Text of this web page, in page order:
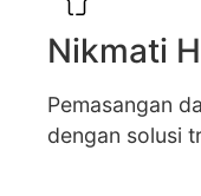
Nikmati
Pemasangan
dengan solusi